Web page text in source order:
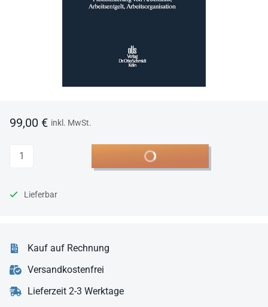
99,00 € inkl. MwSt.
Anzahl In den Warenkorb
Lieferbar
Kauf auf Rechnung
Versandkostenfrei
Lieferzeit 2-3 Werktage